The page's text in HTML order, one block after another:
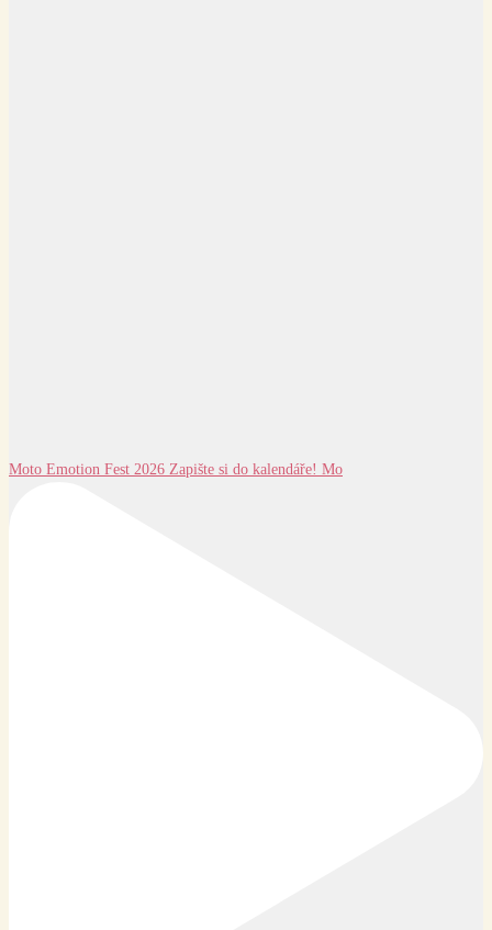
Moto Emotion Fest 2026 Zapište si do kalendáře! Mo